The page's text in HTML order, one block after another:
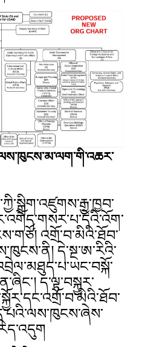
འགྲོ་བ་མིའི་ཐོབ་
དེ་སྔ་ཨ་རིའི་
ད་ལྟ་བསྐྱར་